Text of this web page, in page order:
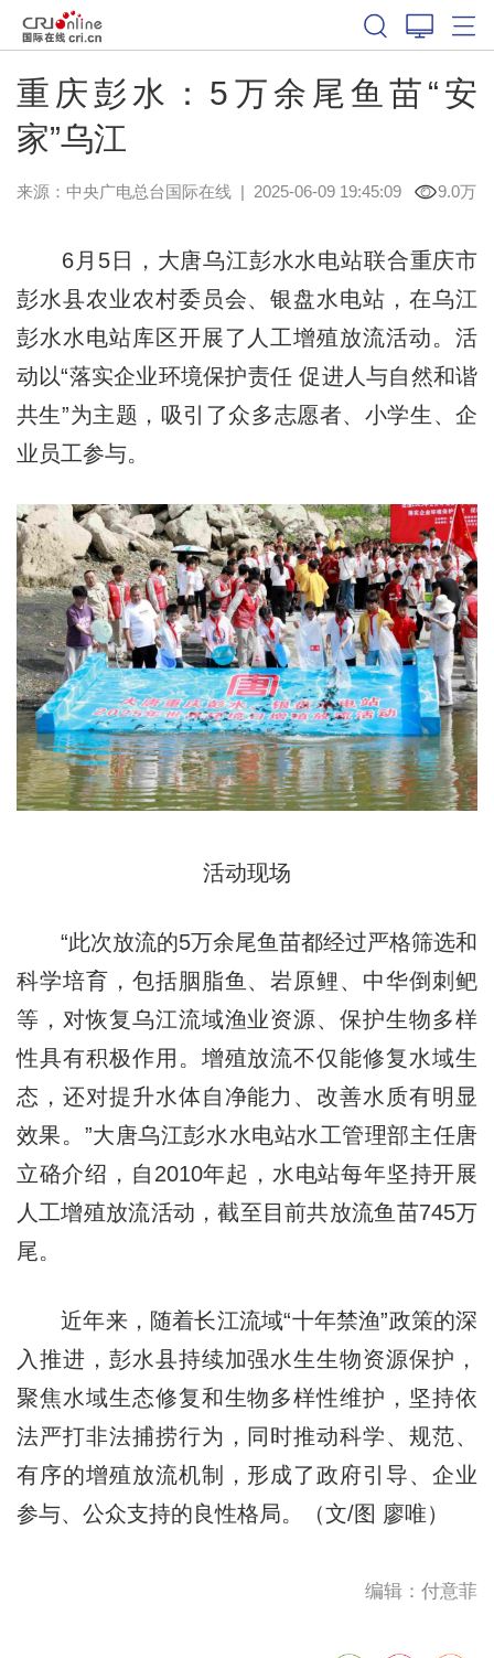
重庆彭水：5万余尾鱼苗“安
家”乌江
来源：中央广电总台国际在线| 2025-06-09 19:45:09 9.0万
6月5日，大唐乌江彭水水电站联合重庆市
彭水县农业农村委员会、银盘水电站，在乌江
彭水水电站库区开展了人工增殖放流活动。活
动以“落实企业环境保护责任 促进人与自然和谐
共生”为主题，吸引了众多志愿者、小学生、企
业员工参与。
活动现场
“此次放流的5万余尾鱼苗都经过严格筛选和
科学培育，包括胭脂鱼、岩原鲤、中华倒刺鲃
等，对恢复乌江流域渔业资源、保护生物多样
性具有积极作用。增殖放流不仅能修复水域生
态，还对提升水体自净能力、改善水质有明显
效果。”大唐乌江彭水水电站水工管理部主任唐
立硌介绍，自2010年起，水电站每年坚持开展
人工增殖放流活动，截至目前共放流鱼苗745万
尾。
近年来，随着长江流域“十年禁渔”政策的深
入推进，彭水县持续加强水生生物资源保护，
聚焦水域生态修复和生物多样性维护，坚持依
法严打非法捕捞行为，同时推动科学、规范、
有序的增殖放流机制，形成了政府引导、企业
参与、公众支持的良性格局。（文/图 廖唯）
编辑：付意菲